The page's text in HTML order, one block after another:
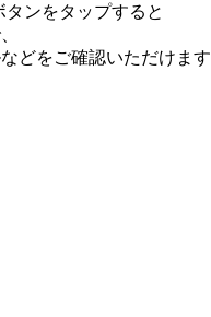
ンをタップすると
どをご確認いただけます